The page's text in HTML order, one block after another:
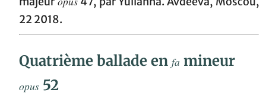
22 2018.
Quatrième ballade enfa mineur
opus 52